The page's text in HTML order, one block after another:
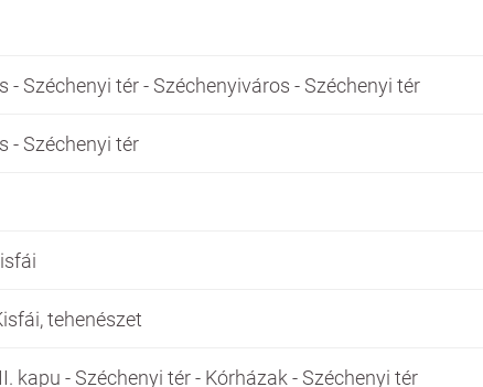
- Széchenyi tér - Széchenyiváros - Széchenyi tér
- Széchenyi tér
tehenészet
kapu - Széchenyi tér - Kórházak - Széchenyi tér